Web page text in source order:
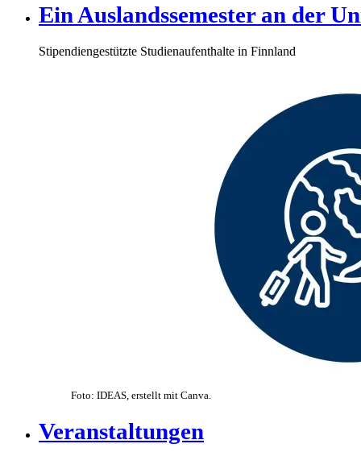
Ein Auslandssemester an der
Stipendiengestützte Studienaufenthalte in Finnland
Foto: IDEAS, erstellt mit Canva.
Veranstaltungen